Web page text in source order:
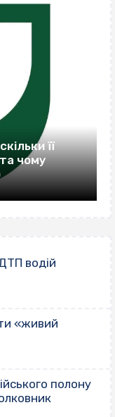
її
чому
водій
«живий
полону